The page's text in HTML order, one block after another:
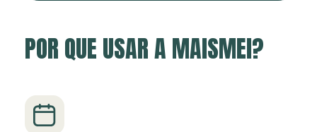
POR QUE USAR A MAISMEI?